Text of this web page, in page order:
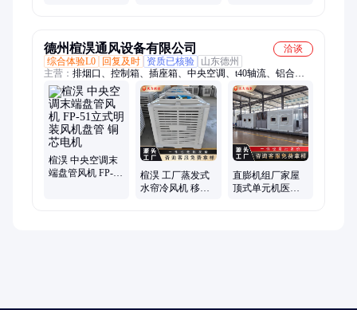
德州楦淏通风设备有限公司
洽谈
综合体验L0
回复及时 资质已核验
山东德州
主营： 排烟口、控制箱、插座箱、中央空调、t40轴流、铝合
金、消防排、测压计、圆形喷口、电动防火、家用新风、柜式离
心、滤毒设备、墙壁风机、双层百叶、滤毒通风、高温排烟、球
喷风口、铸铁地漏、排烟风机、轴流风机、防爆地漏、新风换气
机、排烟防火阀、地下室通风、流新风换气
楦淏 中央空调末
端盘管风机 FP-51
楦淏 工厂蒸发式
水帘冷风机 移动
直膨机组厂家屋
顶式单元机医院